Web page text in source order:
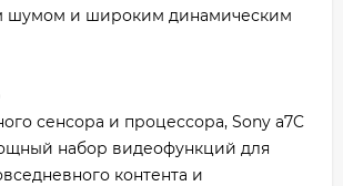
шумом и широким динамическим
сенсора и процессора, Sony a7C
набор видеофункций для
контента и